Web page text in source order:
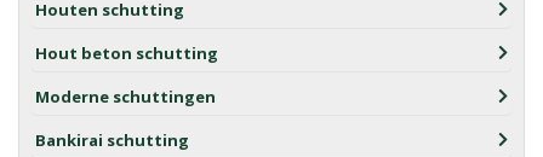
Houten schutting
Hout beton schutting
Moderne schuttingen
Bankirai schutting